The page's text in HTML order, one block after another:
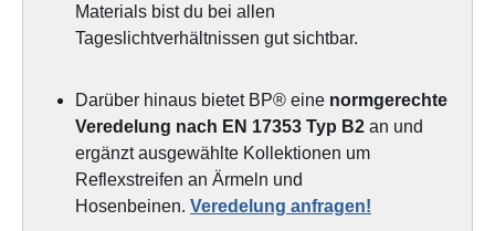
Materials bist du bei allen
Tageslichtverhältnissen gut sichtbar.
Darüber hinaus bietet BP® eine normgerechte
Veredelung nach EN 17353 Typ B2 an und
ergänzt ausgewählte Kollektionen um
Reflexstreifen an Ärmeln und
Hosenbeinen. Veredelung anfragen!